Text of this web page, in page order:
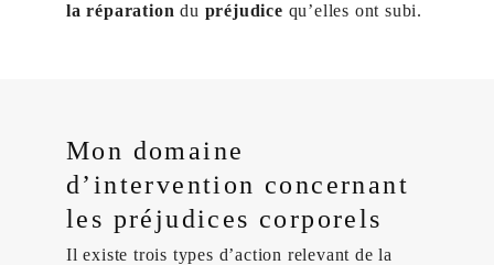
la réparation du préjudice qu’elles ont subi.
Mon domaine
d’intervention concernant
les préjudices corporels
Il existe trois types d’action relevant de la